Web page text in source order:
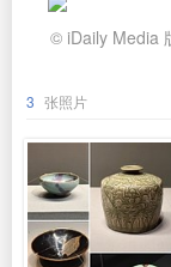
© iDaily Media
3 张照片